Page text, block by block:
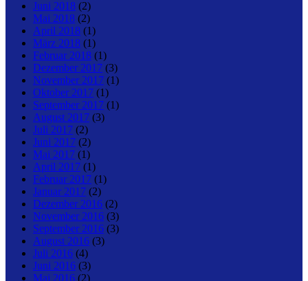
Juni 2018 (2)
Mai 2018 (2)
April 2018 (1)
März 2018 (1)
Februar 2018 (1)
Dezember 2017 (3)
November 2017 (1)
Oktober 2017 (1)
September 2017 (1)
August 2017 (3)
Juli 2017 (2)
Juni 2017 (2)
Mai 2017 (1)
April 2017 (1)
Februar 2017 (1)
Januar 2017 (2)
Dezember 2016 (2)
November 2016 (3)
September 2016 (3)
August 2016 (3)
Juli 2016 (4)
Juni 2016 (3)
Mai 2016 (2)